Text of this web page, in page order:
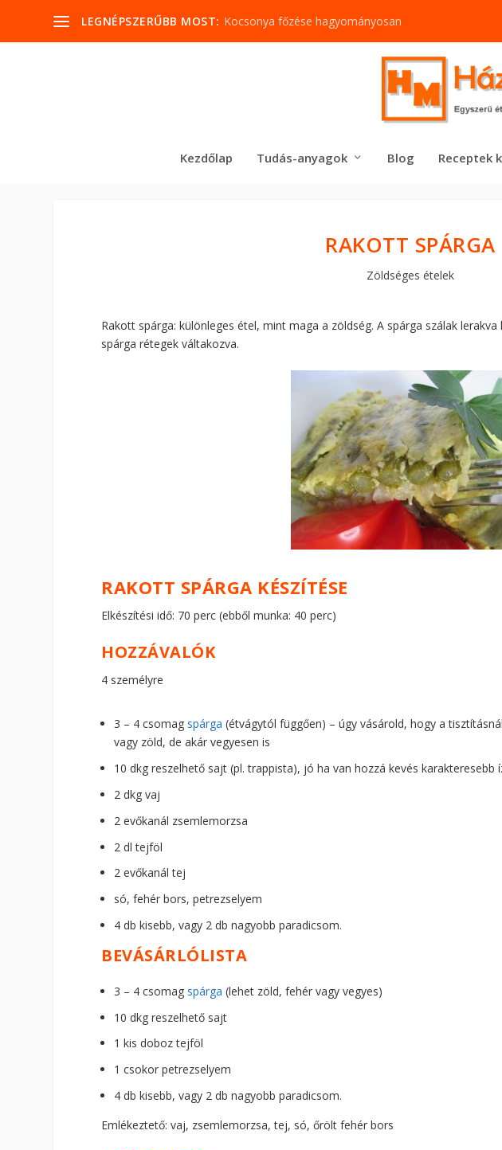
LEGNÉPSZERŰBB MOST: Kocsonya főzése hagyományosan
Kezdőlap Tudás-anyagok Blog Receptek
RAKOTT SPÁRGA
Zöldséges ételek
Rakott spárga: különleges étel, mint maga a zöldség. A spárga szálak
spárga rétegek váltakozva.
RAKOTT SPÁRGA KÉSZÍTÉSE
Elkészítési idő: 70 perc (ebből munka: 40 perc)
HOZZÁVALÓK
4 személyre
3 – 4 csomag spárga (étvágytól függően) – úgy vásárold, hogy a
vagy zöld, de akár vegyesen is
10 dkg reszelhető sajt (pl. trappista), jó ha van hozzá kevés karakteresebb
2 dkg vaj
2 evőkanál zsemlemorzsa
2 dl tejföl
2 evőkanál tej
só, fehér bors, petrezselyem
4 db kisebb, vagy 2 db nagyobb paradicsom.
BEVÁSÁRLÓLISTA
3 – 4 csomag spárga (lehet zöld, fehér vagy vegyes)
10 dkg reszelhető sajt
1 kis doboz tejföl
1 csokor petrezselyem
4 db kisebb, vagy 2 db nagyobb paradicsom.
Emlékeztető: vaj, zsemlemorzsa, tej, só, őrölt fehér bors